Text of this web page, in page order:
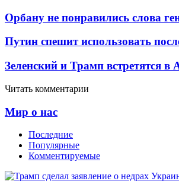
Орбану не понравились слова
Путин спешит использовать
Зеленский и Трамп встретятся в
Читать комментарии
Мир о нас
Последние
Популярные
Комментируемые